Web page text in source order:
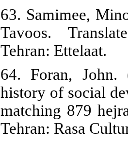
63. Samimee,
Tavoos.
Tehran: Ettelaat.
64. Foran, John.
history of social
matching 879
Tehran: Rasa